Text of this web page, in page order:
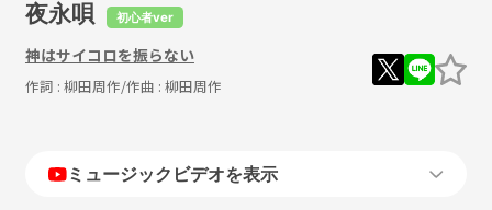
夜永唄 初心者ver
神はサイコロを振らない
作詞 : 柳田周作/作曲 : 柳田周作
ミュージックビデオを表示